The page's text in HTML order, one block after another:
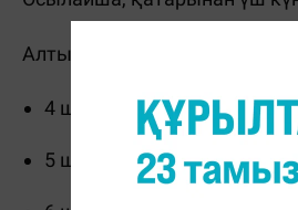
Алты күндік жұмыс аптасы
4 шілде (сенбі) - жұмыс
5 шілде (жексенбі) -